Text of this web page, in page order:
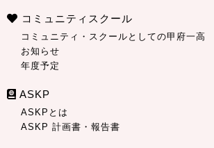
コミュニティスクール
コミュニティ・スクールとしての甲府一高
お知らせ
年度予定
ASKP
ASKPとは
ASKP 計画書・報告書